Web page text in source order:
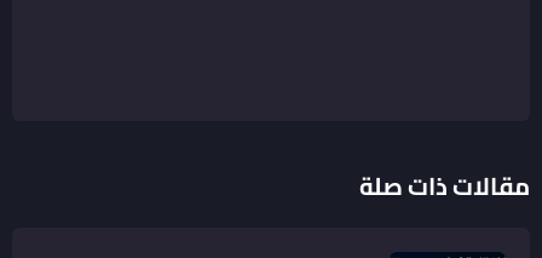
مقالات ذات صلة